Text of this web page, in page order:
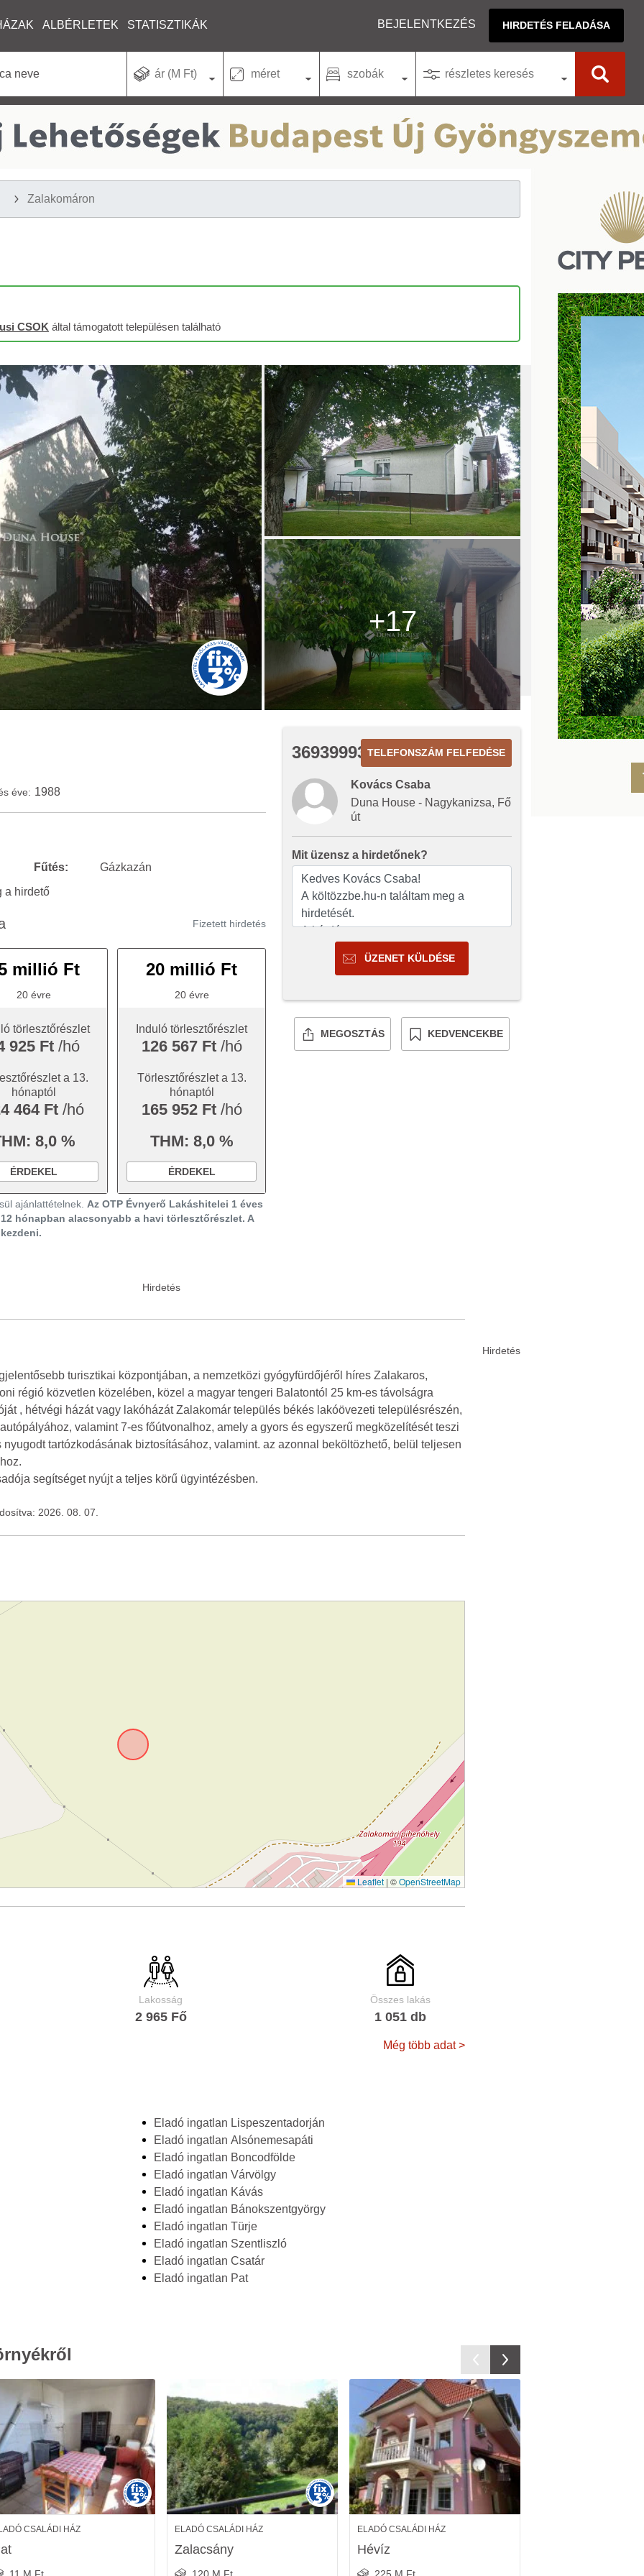
ALBÉRLETEK STATISZTIKÁK BEJELENTKEZÉS HIRDETÉS FELADÁSA
ár (M Ft) méret szobák részletes keresés
Zalakomáron
CSOK által támogatott településen található
éve: 1988
Fűtés:
Gázkazán
a hirdető
Fizetett hirdetés
millió Ft
20 évre
törlesztőrészlet
925 Ft /hó
a 13.
hónaptól
464 Ft /hó
8,0 %
ÉRDEKEL
20 millió Ft
20 évre
Induló törlesztőrészlet
126 567 Ft /hó
Törlesztőrészlet a 13.
hónaptól
165 952 Ft /hó
THM: 8,0 %
ÉRDEKEL
ajánlattételnek. Az OTP Évnyerő Lakáshitelei 1 éves
hónapban alacsonyabb a havi törlesztőrészlet. A
3693999311TELEFONSZÁM FELFEDÉSE
Kovács Csaba
Duna House - Nagykanizsa, Fő
út
Mit üzensz a hirdetőnek?
ÜZENET KÜLDÉSE
MEGOSZTÁS KEDVENCEKBE
turisztikai központjában, a nemzetközi gyógyfürdőjéről híres Zalakaros,
régió közvetlen közelében, közel a magyar tengeri Balatontól 25 km-es távolságra
, hétvégi házát vagy lakóházát Zalakomár település békés lakóövezeti településrészén,
valamint 7-es főútvonalhoz, amely a gyors és egyszerű megközelítését teszi
tartózkodásának biztosításához, valamint. az azonnal beköltözhető, belül teljesen
segítséget nyújt a teljes körű ügyintézésben.
2026. 08. 07.
Leaflet | ©OpenStreetMap
Lakosság
2 965 Fő
Összes lakás
1 051 db
Még több adat >
Eladó ingatlan Lispeszentadorján
Eladó ingatlan Alsónemesapáti
Eladó ingatlan Boncodfölde
Eladó ingatlan Várvölgy
Eladó ingatlan Kávás
Eladó ingatlan Bánokszentgyörgy
Eladó ingatlan Türje
Eladó ingatlan Szentliszló
Eladó ingatlan Csatár
Eladó ingatlan Pat
CSALÁDI HÁZ ELADÓ CSALÁDI HÁZ
Zalacsány
ELADÓ CSALÁDI HÁZ
Hévíz